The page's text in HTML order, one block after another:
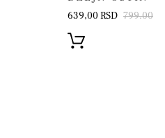
639,00 RSD 799.00